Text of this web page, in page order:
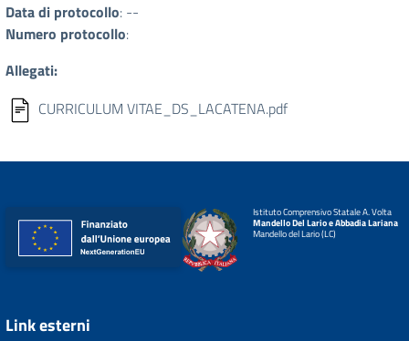
Data di protocollo: --
Numero protocollo:
Allegati:
CURRICULUM VITAE_DS_LACATENA.pdf
Istituto Comprensivo Statale A. Volta
Mandello Del Lario e Abbadia Lariana
Mandello del Lario (LC)
Link esterni